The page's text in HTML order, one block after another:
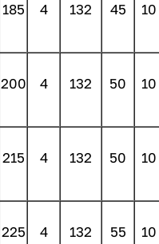
185 4 132 45 10
200 4 132 50 10
215 4 132 50 10
225 4 132 55 10